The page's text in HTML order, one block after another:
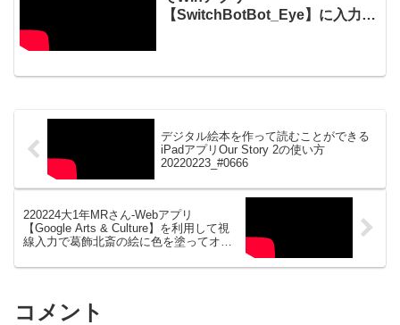
【SwitchBotBot_Eye】に入力し
デジタル絵本を作って読むことができる
iPadアプリOur Story 2の使い方
20220223_#0666
220224大1年MRさん-Webアプリ
【Google Arts & Culture】を利用して視
線入力で葛飾北斎の絵に色を塗ってオリ
コメント